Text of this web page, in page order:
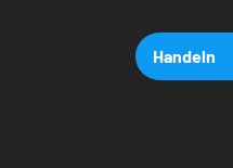
Handeln